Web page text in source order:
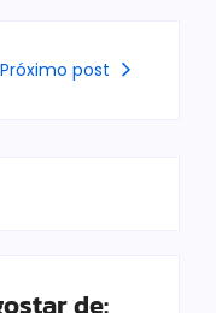
Próximo post
de: